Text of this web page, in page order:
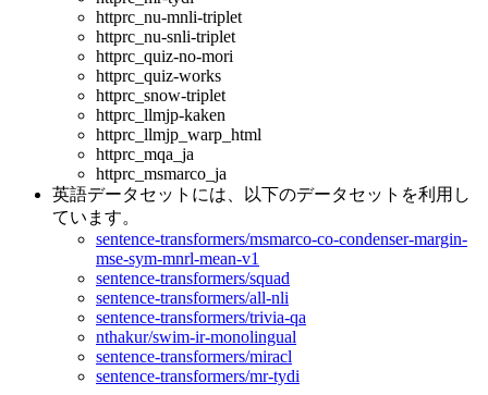
httprc_nu-mnli-triplet
httprc_nu-snli-triplet
httprc_quiz-no-mori
httprc_quiz-works
httprc_snow-triplet
httprc_llmjp-kaken
httprc_llmjp_warp_html
httprc_mqa_ja
httprc_msmarco_ja
英語データセットには、以下のデータセットを利用し
ています。
sentence-transformers/msmarco-co-condenser-margin-
mse-sym-mnrl-mean-v1
sentence-transformers/squad
sentence-transformers/all-nli
sentence-transformers/trivia-qa
nthakur/swim-ir-monolingual
sentence-transformers/miracl
sentence-transformers/mr-tydi